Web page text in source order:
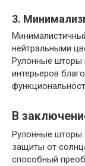
3.
нейтральными
Рулонные шторы
интерьеров
В
Рулонные шторы
защиты от
способный